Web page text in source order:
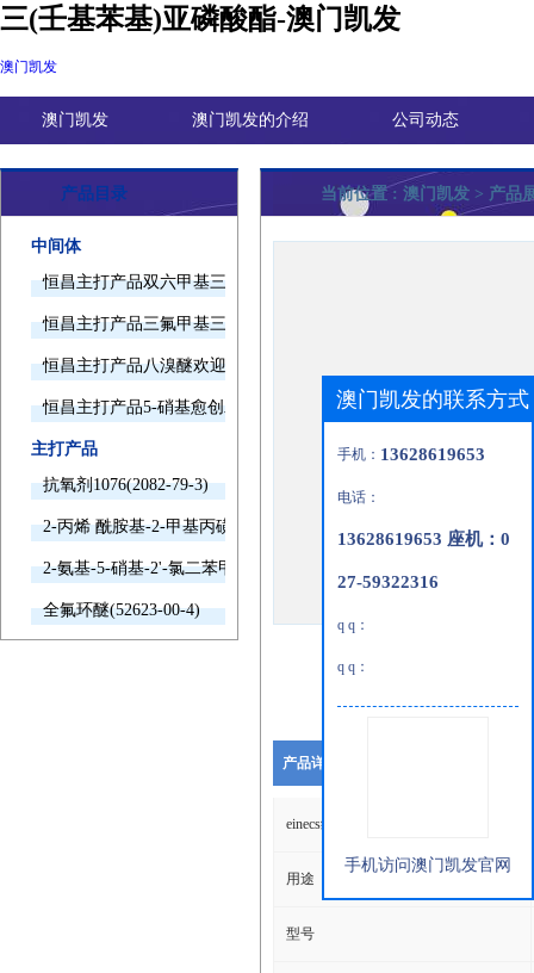
三(壬基苯基)亚磷酸酯-澳门凯发
澳门凯发
澳门凯发 澳门凯发的介绍 公司动态
产品目录
中间体
恒昌主打产品双六甲基三胺欢迎询价
恒昌主打产品三氟甲基三甲基硅烷欢迎询价
恒昌主打产品八溴醚欢迎询价
恒昌主打产品5-硝基愈创木酚钠欢迎询价
主打产品
抗氧剂1076(2082-79-3)
2-丙烯 酰胺基-2-甲基丙磺酸(15214-89-8)
2-氨基-5-硝基-2'-氯二苯甲酮(2011-66-7)
全氟环醚(52623-00-4)
当前位置 : 澳门凯发 > 产品
产品详细说明
einecs编号
用途
型号
澳门凯发的联系方式
手机： 13628619653
电话：
13628619653 座机：0
27-59322316
q q：
q q：
手机访问澳门凯发官网